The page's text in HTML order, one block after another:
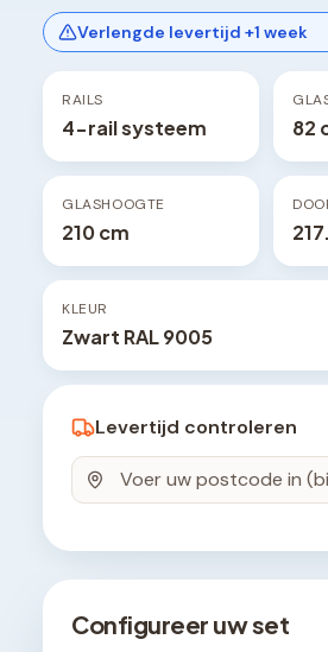
Verlengde levertijd +1 week
RAILS
4-rail systeem 82
GLASHOOGTE
210 cm
KLEUR
Zwart RAL 9005
Levertijd controleren
Configureer uw set